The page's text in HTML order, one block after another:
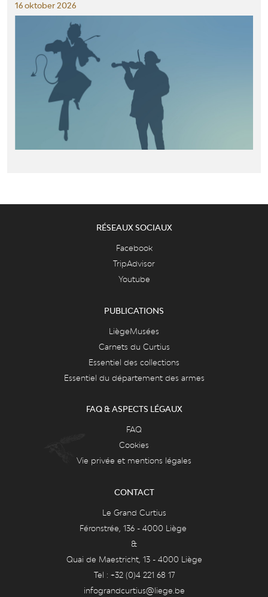
16 oktober 2026
RÉSEAUX SOCIAUX
Facebook
TripAdvisor
Youtube
PUBLICATIONS
LiègeMusées
Carnets du Curtius
Essentiel des collections
Essentiel du département des armes
FAQ & ASPECTS LÉGAUX
FAQ
Cookies
Vie privée et mentions légales
CONTACT
Le Grand Curtius
Féronstrée, 136 - 4000 Liège
&
Quai de Maestricht, 13 - 4000 Liège
Tel : +32 (0)4 221 68 17
infograndcurtius@liege.be